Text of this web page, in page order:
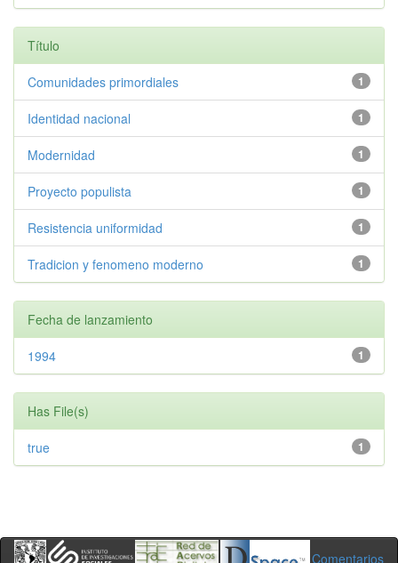
Título
1
Comunidades primordiales
1
Identidad nacional
1
Modernidad
1
Proyecto populista
1
Resistencia uniformidad
1
Tradicion y fenomeno moderno
Fecha de lanzamiento
1
1994
Has File(s)
1
true
Comentarios